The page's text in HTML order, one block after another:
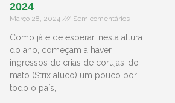
2024
Março 28, 2024 Sem comentários
Como já é de esperar, nesta altura
do ano, começam a haver
ingressos de crias de corujas-do-
mato (Strix aluco) um pouco por
todo o país,